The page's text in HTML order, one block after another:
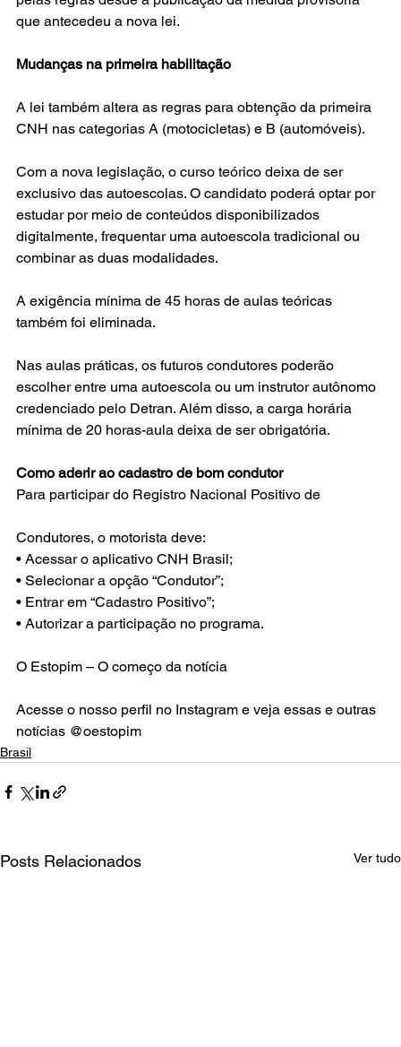
que antecedeu a nova lei.
Mudanças na primeira habilitação
A lei também altera as regras para obtenção da primeira
CNH nas categorias A (motocicletas) e B (automóveis).
Com a nova legislação, o curso teórico deixa de ser
exclusivo das autoescolas. O candidato poderá optar por
estudar por meio de conteúdos disponibilizados
digitalmente, frequentar uma autoescola tradicional ou
combinar as duas modalidades.
A exigência mínima de 45 horas de aulas teóricas
também foi eliminada.
Nas aulas práticas, os futuros condutores poderão
escolher entre uma autoescola ou um instrutor autônomo
credenciado pelo Detran. Além disso, a carga horária
mínima de 20 horas-aula deixa de ser obrigatória.
Como aderir ao cadastro de bom condutor
Para participar do Registro Nacional Positivo de
Condutores, o motorista deve:
• Acessar o aplicativo CNH Brasil;
• Selecionar a opção “Condutor”;
• Entrar em “Cadastro Positivo”;
• Autorizar a participação no programa.
O Estopim – O começo da notícia
Acesse o nosso perfil no Instagram e veja essas e outras
notícias @oestopim
Brasil
Posts Relacionados Ver tudo